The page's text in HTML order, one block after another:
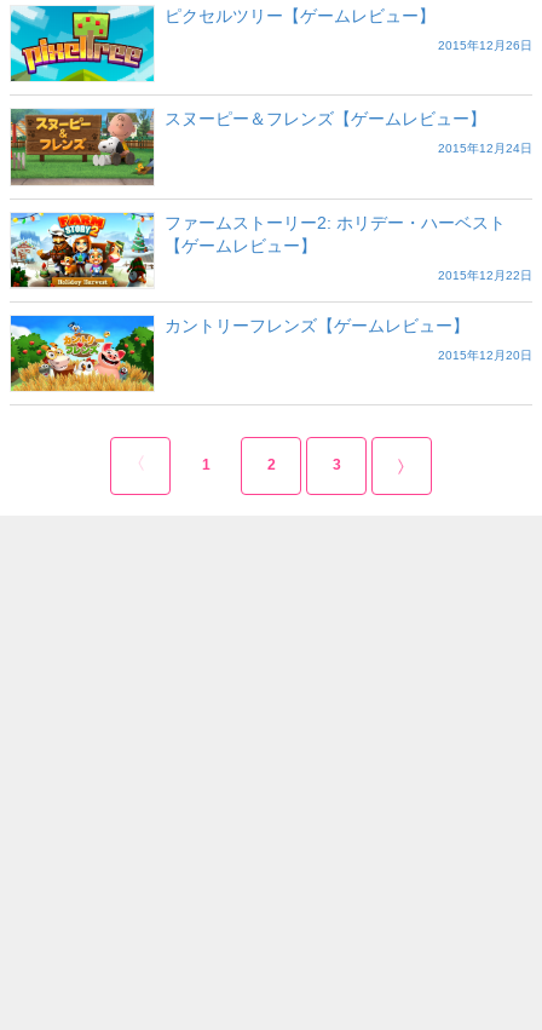
ピクセルツリー【ゲームレビュー】
2015年12月26日
スヌーピー＆フレンズ【ゲームレビュー】
2015年12月24日
ファームストーリー2: ホリデー・ハーベスト
【ゲームレビュー】
2015年12月22日
カントリーフレンズ【ゲームレビュー】
2015年12月20日
1 2 3